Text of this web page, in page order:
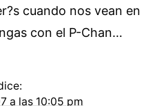
cuando nos vean en
con el P-Chan…
a las 10:05 pm